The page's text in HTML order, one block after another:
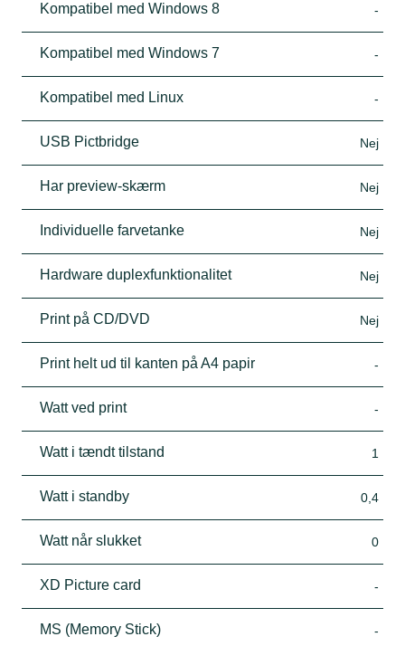
Kompatibel med Windows 8 -
Kompatibel med Windows 7 -
Kompatibel med Linux -
USB Pictbridge Nej
Har preview-skærm Nej
Individuelle farvetanke Nej
Hardware duplexfunktionalitet Nej
Print på CD/DVD Nej
Print helt ud til kanten på A4 papir -
Watt ved print -
Watt i tændt tilstand 1
Watt i standby 0,4
Watt når slukket 0
XD Picture card -
MS (Memory Stick) -